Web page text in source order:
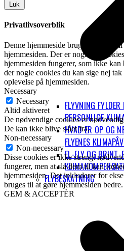
FLYVNING
PERSONLIGE
HVAD ER OP OG
FLYENES
EL-FLY OG BRINT-
FLYBESKATNING
Luk
Privatlivsoverblik
Denne hjemmeside bruger cookies
hjemmesiden. Der er nogle få
hjemmesiden fungerer, som ikke
der nogle cookies du kan sige nej
oplevelse på hjemmesiden.
Necessary
Necessary
Altid aktiveret
De nødvendige cookies er
De kan ikke blive slået fra.
Non-necessary
Non-necessary
Disse cookies er ikke strengt
fungerer, men at slå dem til kan
hjemmesiden. Det inkluderer for
bruges til at gøre hjemmesiden bedre.
GEM & ACCEPTÈR